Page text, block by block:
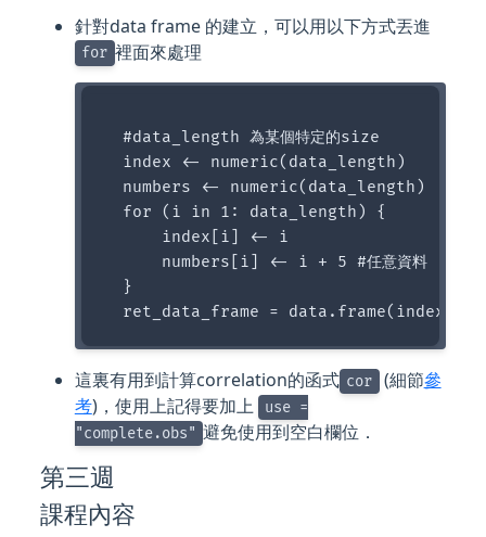
針對data frame 的建立，可以用以下方式丟進
for 裡面來處理
  #data_length 為某個特定的size
  index <- numeric(data_length)
  numbers <- numeric(data_length)
  for (i in 1: data_length) {
      index[i] <- i
      numbers[i] <- i + 5 #任意資料
  }
這裏有用到計算correlation的函式 cor (細節參
考)，使用上記得要加上
use =
"complete.obs" 避免使用到空白欄位．
第三週
課程內容